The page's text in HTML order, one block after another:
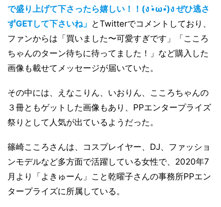
で盛り上げて下さったら嬉しい！！(ง •̀ω•́)ง ぜひ逃さ
ずGETして下さいね」 とTwitterでコメントしており、
ファンからは「買いました〜可愛すぎです」「こころ
ちゃんのターン待ちに待ってました！」など購入した
画像も載せてメッセージが届いていた。
その中には、えなこりん、いおりん、こころちゃんの
３冊ともゲットした画像もあり、PPエンタープライズ
祭りとして人気が出ているようだった。
篠崎こころさんは、コスプレイヤー、DJ、ファッショ
ンモデルなど多方面で活躍している女性で、2020年7
月より「よきゅーん」こと乾曜子さんの事務所PPエン
タープライズに所属している。